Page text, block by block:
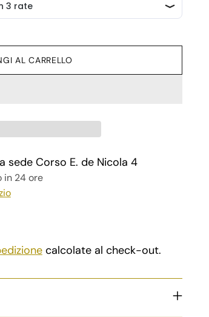
AL CARRELLO
sede Corso E. de Nicola 4
in 24 ore
calcolate al check-out.